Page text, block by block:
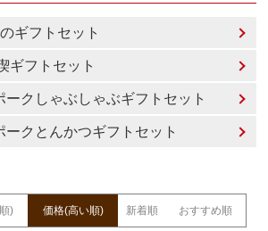
ギフトセット
ギフトセット
ークしゃぶしゃぶギフトセット
ークとんかつギフトセット
) 価格(高い順) 新着順 おすすめ順